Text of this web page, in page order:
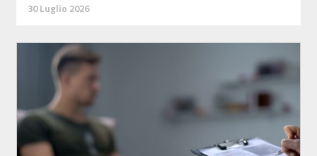
30 Luglio 2026